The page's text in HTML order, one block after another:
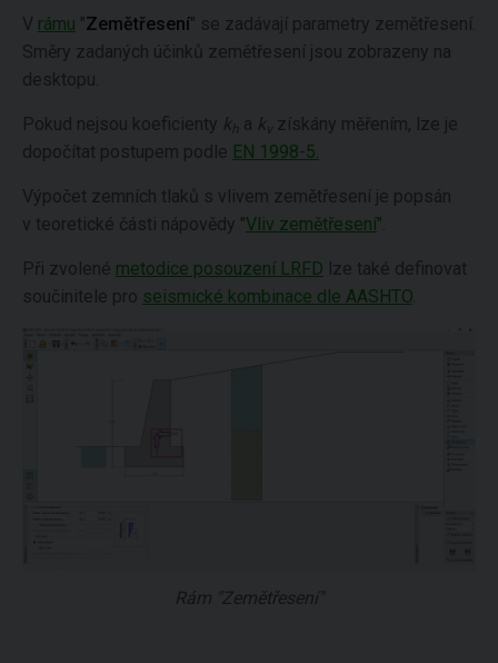
V rámu "Zemětřesení" se zadávají parametry zemětřesení.
Směry zadaných účinků zemětřesení jsou zobrazeny na
desktopu.
Pokud nejsou koeficienty kh a k v získány měřením, lze je
dopočítat postupem podle EN 1998-5.
Výpočet zemních tlaků s vlivem zemětřesení je popsán
v teoretické části nápovědy "Vliv zemětřesení".
Při zvolené metodice posouzení LRFD lze také definovat
součinitele pro seismické kombinace dle AASHTO
Rám "Zemětřesení"